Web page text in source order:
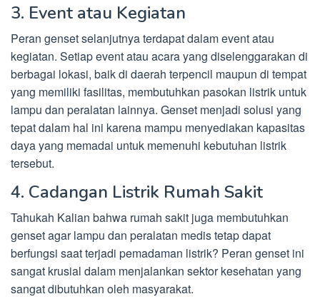
3. Event atau Kegiatan
Peran genset selanjutnya terdapat dalam event atau
kegiatan. Setiap event atau acara yang diselenggarakan di
berbagai lokasi, baik di daerah terpencil maupun di tempat
yang memiliki fasilitas, membutuhkan pasokan listrik untuk
lampu dan peralatan lainnya. Genset menjadi solusi yang
tepat dalam hal ini karena mampu menyediakan kapasitas
daya yang memadai untuk memenuhi kebutuhan listrik
tersebut.
4. Cadangan Listrik Rumah Sakit
Tahukah Kalian bahwa rumah sakit juga membutuhkan
genset agar lampu dan peralatan medis tetap dapat
berfungsi saat terjadi pemadaman listrik? Peran genset ini
sangat krusial dalam menjalankan sektor kesehatan yang
sangat dibutuhkan oleh masyarakat.